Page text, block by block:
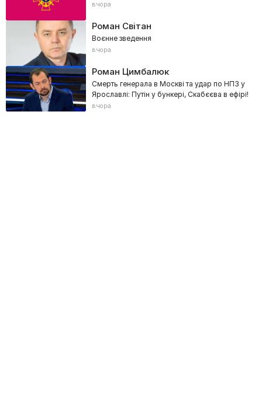
вчора
Роман Світан
Воєнне зведення
вчора
Роман Цимбалюк
Смерть генерала в Москві та удар по НПЗ у
Ярославлі: Путін у бункері, Скабєєва в ефірі!
вчора